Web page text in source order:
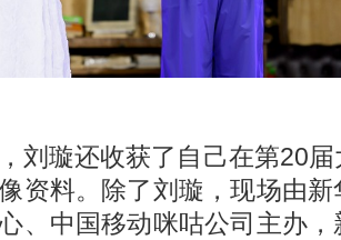
璇还收获了自己在第20届
资料。除了刘璇，现场由
、中国移动咪咕公司主办